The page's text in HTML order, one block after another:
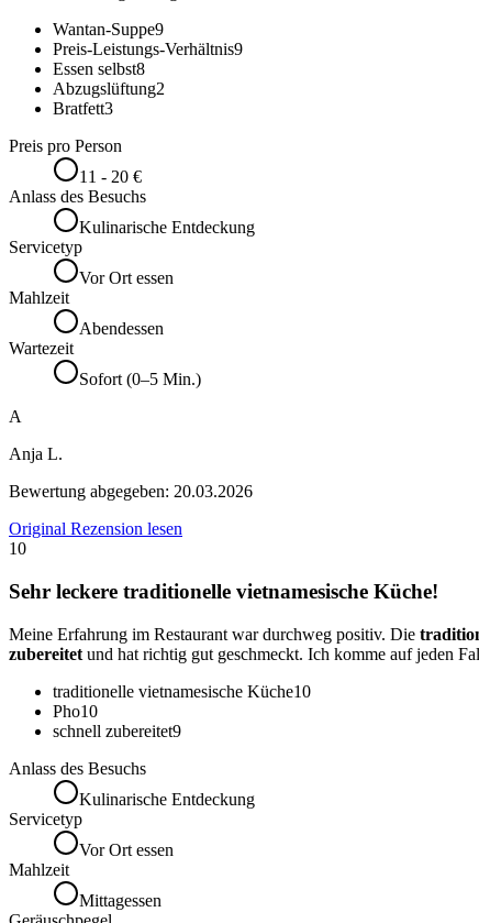
Wantan-Suppe9
Preis-Leistungs-Verhältnis9
Essen selbst8
Abzugslüftung2
Bratfett3
Preis pro Person
11 - 20 €
Anlass des Besuchs
Kulinarische Entdeckung
Servicetyp
Vor Ort essen
Mahlzeit
Abendessen
Wartezeit
Sofort (0–5 Min.)
A
Anja L.
Bewertung abgegeben: 20.03.2026
Original Rezension lesen
10
Sehr leckere traditionelle vietnamesische Küche!
Meine Erfahrung im Restaurant war durchweg positiv. Die
zubereitet und hat richtig gut geschmeckt. Ich komme auf jeden
traditionelle vietnamesische Küche10
Pho10
schnell zubereitet9
Anlass des Besuchs
Kulinarische Entdeckung
Servicetyp
Vor Ort essen
Mahlzeit
Mittagessen